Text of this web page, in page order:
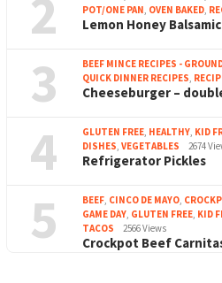
2
POT/ONE PAN OVEN BAKED
Lemon Honey
3 BEEF MINCE RECIPES -
QUICK DINNER RECIPES
Cheeseburger –
4 GLUTEN FREE HEALTHY KID
DISHES VEGETABLES 2674
Refrigerator Pickles
5 BEEF CINCO DE MAYO
GAME DAY GLUTEN FREE KID
TACOS
2566 Views
Crockpot Beef